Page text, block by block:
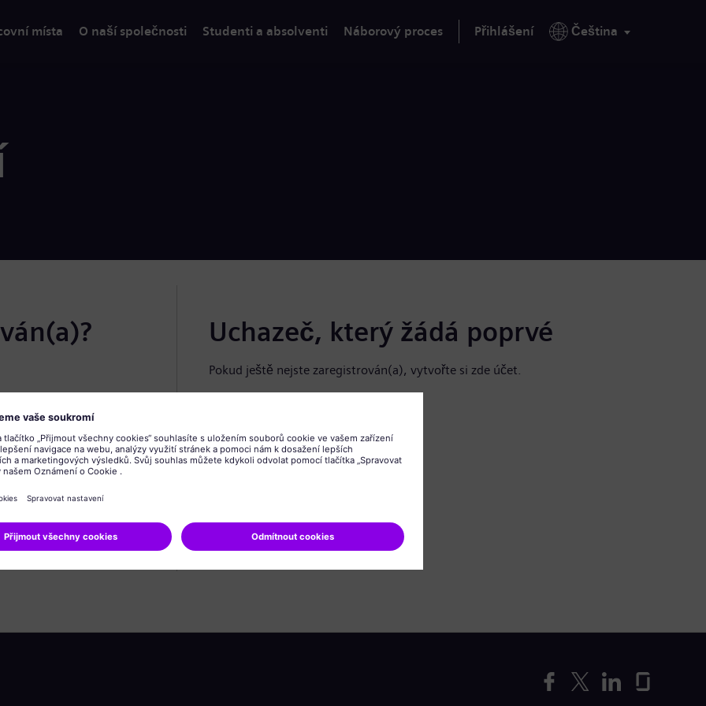
místa O naší společnosti Studenti a absolventi Náborový proces Přihlášení Čeština
Uchazeč, který žádá poprvé
Pokud ještě nejste zaregistrován(a), vytvořte si zde účet.